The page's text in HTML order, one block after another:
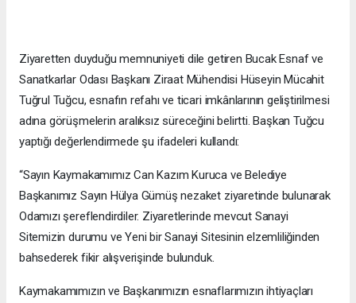
Ziyaretten duyduğu memnuniyeti dile getiren Bucak Esnaf ve
Sanatkarlar Odası Başkanı Ziraat Mühendisi Hüseyin Mücahit
Tuğrul Tuğcu, esnafın refahı ve ticari imkânlarının geliştirilmesi
adına görüşmelerin aralıksız süreceğini belirtti. Başkan Tuğcu
yaptığı değerlendirmede şu ifadeleri kullandı:
“Sayın Kaymakamımız Can Kazım Kuruca ve Belediye
Başkanımız Sayın Hülya Gümüş nezaket ziyaretinde bulunarak
Odamızı şereflendirdiler. Ziyaretlerinde mevcut Sanayi
Sitemizin durumu ve Yeni bir Sanayi Sitesinin elzemliliğinden
bahsederek fikir alışverişinde bulunduk.
Kaymakamımızın ve Başkanımızın esnaflarımızın ihtiyaçları